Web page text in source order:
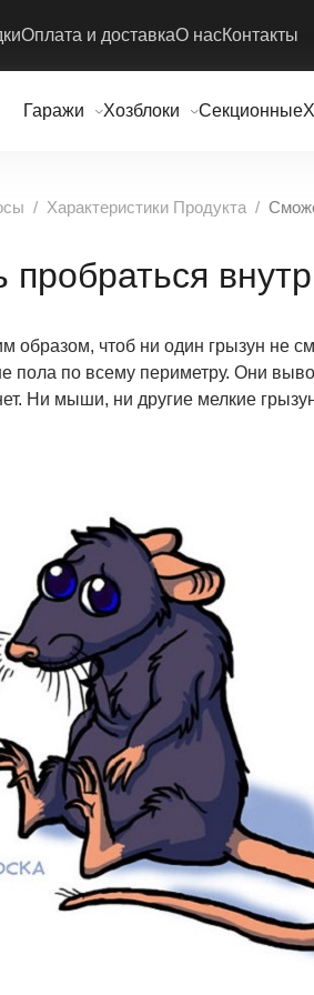
Оплата и доставкаО насКонтакты
Гаражи Хозблоки Секционные
Характеристики Продукта
образом, чтоб ни один грызун не
пола по всему периметру. Они
Ни мыши, ни другие мелкие